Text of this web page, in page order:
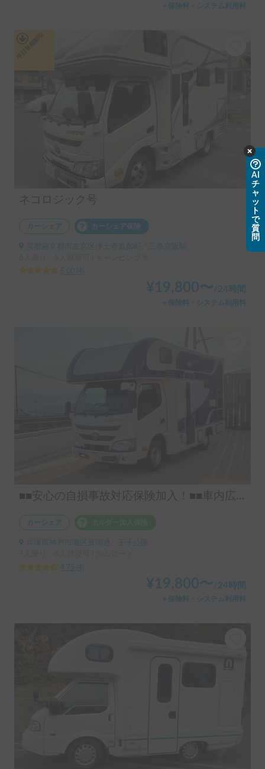
＋保険料・システム利用料
ネコロジック号
カーシェア カーシェア保険
京都府京都市左京区浄土寺真如町, ' 三条京阪駅
5.00
4
¥ 19,800〜 /24時間
＋保険料・システム利用料
■■安心の自損事故対応保険加入！■■車内広々♪ 家庭用エアコン・FFヒーター付きで年中快適♪♪ コンビニ・スーパーにも駐車できます！ お子様が多いご家族や複数世帯、お友達利用にオススメ★ 普通運転免許でＯＫ♪ ●室内高１９１cm ◆ガソリンタンク８０ℓで遠出楽々！
カーシェア
兵庫県神戸市灘区箕岡通, ' 王子公園
4.75
4
¥ 19,800〜/24時間
＋保険料・システム利用料
AI
チ
ャ
ッ
ト
で
質
問